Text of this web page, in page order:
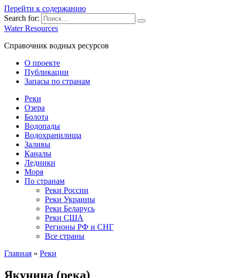
Перейти к содержанию
Search for:
Water Resources
Справочник водных ресурсов
О проекте
Публикации
Запасы по странам
Реки
Озера
Болота
Водопады
Водохранилища
Заливы
Каналы
Ледники
Моря
По странам
Реки России
Реки Украины
Реки Беларусь
Реки США
Регионы РФ и СНГ
Все страны
Главная » Реки
Якунина (река)